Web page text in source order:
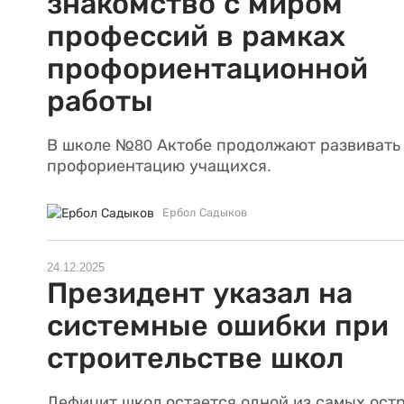
профессий в рамках
профориентационной
работы
В школе №80 Актобе продолжают развивать
профориентацию учащихся.
Ербол Садыков
24.12.2025
Президент указал на
системные ошибки при
строительстве школ